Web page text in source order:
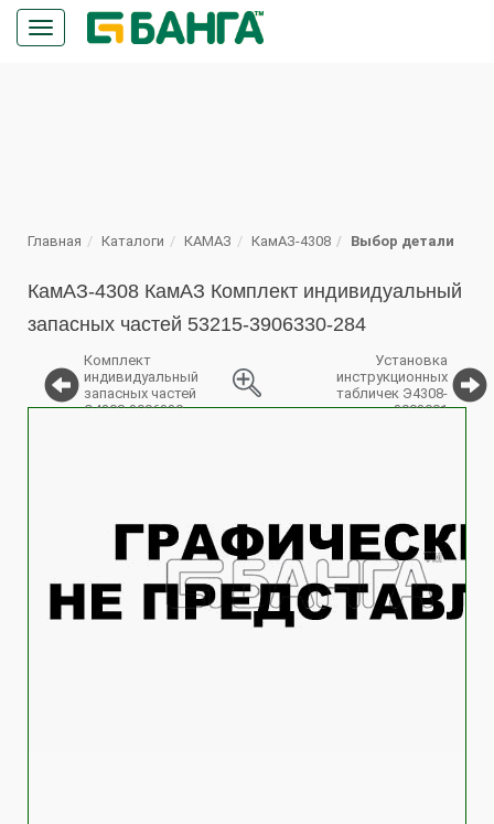
Кнопка
меню
Главная Каталоги КАМАЗ КамАЗ-4308 Выбор детали
КамАЗ-4308 КамАЗ Комплект индивидуальный
запасных частей 53215-3906330-284
Комплект
индивидуальный
запасных частей
Э4308-3906330
Установка
инструкционных
табличек Э4308-
3903001